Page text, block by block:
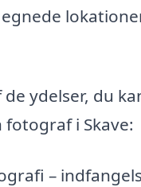
ydelser, du
i Skave:
–